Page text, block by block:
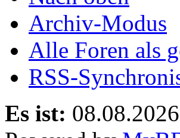
Archiv-Modus
Alle Foren als
RSS-
Es ist: